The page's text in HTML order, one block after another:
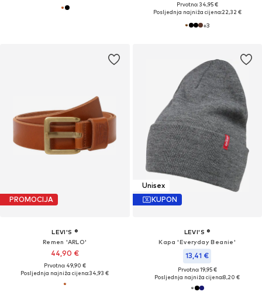
Prvotno: 34,95 €
Posljednja najniža cijena:22,32 €
+3
PROMOCIJA
LEVI'S ®
Remen 'ARLO'
44,90 €
Prvotno: 49,90 €
Posljednja najniža cijena:34,93 €
Unisex
KUPON
LEVI'S ®
Kapa 'Everyday Beanie'
13,41 €
Prvotno: 19,95 €
Posljednja najniža cijena:8,20 €